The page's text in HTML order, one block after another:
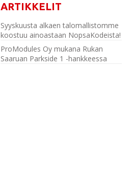
ARTIKKELIT
Syyskuusta alkaen talomallistomme
koostuu ainoastaan NopsaKodeista!
ProModules Oy mukana Rukan
Saaruan Parkside 1 -hankkeessa